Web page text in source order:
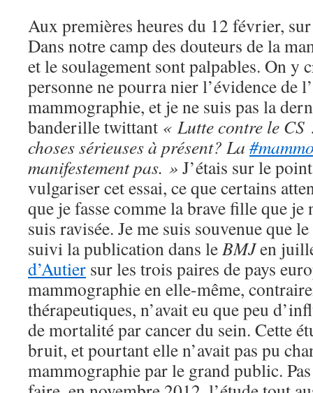
Aux premières heures du 12 février,
Dans notre camp des douteurs de la
et le soulagement sont palpables. On y
personne ne pourra nier l’évidence de
mammographie, et je ne suis pas la
banderille twittant « Lutte contre le
choses sérieuses à présent? La
manifestement pas. » J’étais sur le
vulgariser cet essai, ce que certains
que je fasse comme la brave fille que je
suis ravisée. Je me suis souvenue que
suivi la publication dans leBMJen
d’Autier sur les trois paires de pays
mammographie en elle-même,
thérapeutiques, n’avait eu que peu
de mortalité par cancer du sein. Cette
bruit, et pourtant elle n’avait pas pu
mammographie par le grand public.